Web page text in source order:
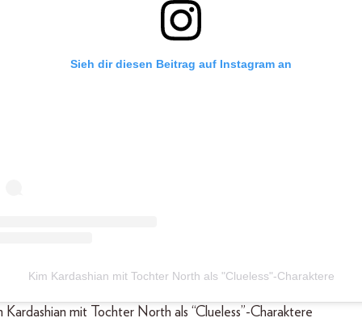
Sieh dir diesen Beitrag auf Instagram an
Kim Kardashian mit Tochter North als "Clueless"-Charaktere
Kardashian mit Tochter North als “Clueless”-Charaktere